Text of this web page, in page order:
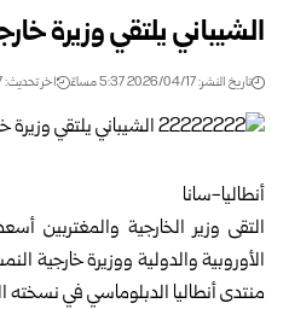
الشيباني يلتقي وزيرة
تاريخ النشر: 2026/04/17 5:37 مساءً اخر تحديث: 2026/04/17 5:37 مساءً
أنطاليا-سانا
التقى وزير الخارجية والمغتربين
الأوروبية والدولية ووزيرة خارجية
منتدى أنطاليا الدبلوماسي في نسخته